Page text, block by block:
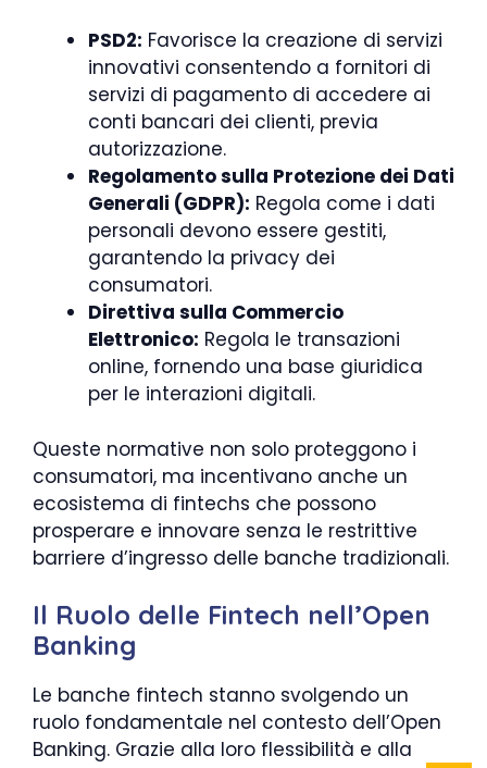
PSD2: Favorisce la creazione di servizi
innovativi consentendo a fornitori di
servizi di pagamento di accedere ai
conti bancari dei clienti, previa
autorizzazione.
Regolamento sulla Protezione dei Dati
Generali (GDPR): Regola come i dati
personali devono essere gestiti,
garantendo la privacy dei
consumatori.
Direttiva sulla Commercio
Elettronico: Regola le transazioni
online, fornendo una base giuridica
per le interazioni digitali.
Queste normative non solo proteggono i
consumatori, ma incentivano anche un
ecosistema di fintechs che possono
prosperare e innovare senza le restrittive
barriere d’ingresso delle banche tradizionali.
Il Ruolo delle Fintech nell’Open
Banking
Le banche fintech stanno svolgendo un
ruolo fondamentale nel contesto dell’Open
Banking. Grazie alla loro flessibilità e alla